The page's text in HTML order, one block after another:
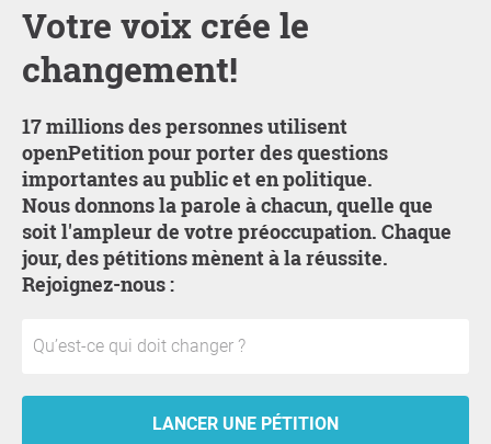
Votre voix crée le
changement!
17 millions des personnes utilisent
openPetition pour porter des questions
importantes au public et en politique.
Nous donnons la parole à chacun, quelle que
soit l'ampleur de votre préoccupation. Chaque
jour, des pétitions mènent à la réussite.
Rejoignez-nous :
LANCER UNE PÉTITION